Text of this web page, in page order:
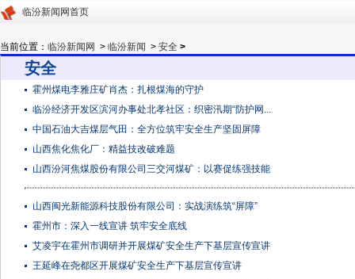
临汾新闻网首页
当前位置： 临汾新闻网 > 临汾新闻 > 安全 >
安全
霍州煤电李雅庄矿肖杰：扎根煤海的守护
临汾经济开发区滨河办事处北孝社区：织密汛期“防护网...
中国石油大吉煤层气田：全方位筑牢安全生产坚固屏障
山西焦化焦化厂：精益技改破难题
山西汾河焦煤股份有限公司三交河煤矿：以赛促练强技能
山西闽光新能源科技股份有限公司：实战演练筑“屏障”
霍州市：深入一线宣讲 筑牢安全底线
艾凌宇在霍州市调研并开展煤矿安全生产下基层宣传宣讲
王延峰在尧都区开展煤矿安全生产下基层宣传宣讲